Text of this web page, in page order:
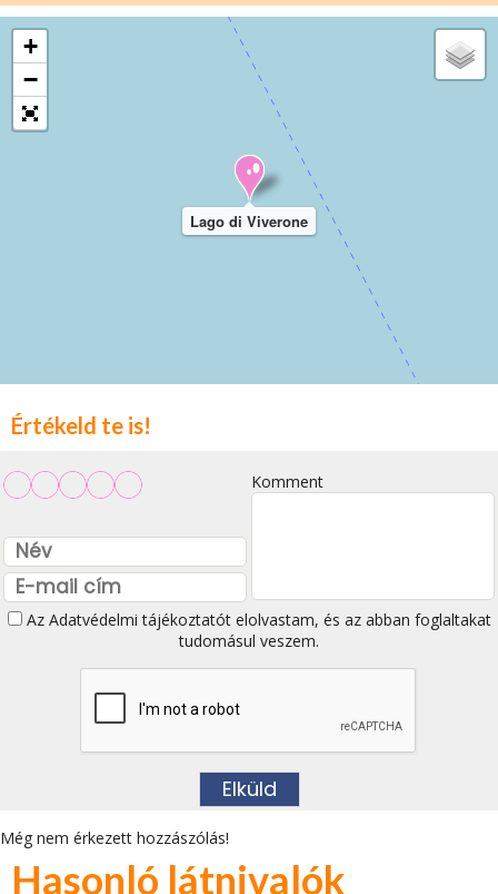
Lago di Viverone
+
−
Értékeld te is!
Komment
Az Adatvédelmi tájékoztatótelolvastam, és az abban foglaltakat
tudomásul veszem.
Még nem érkezett hozzászólás!
Hasonló látnivalók